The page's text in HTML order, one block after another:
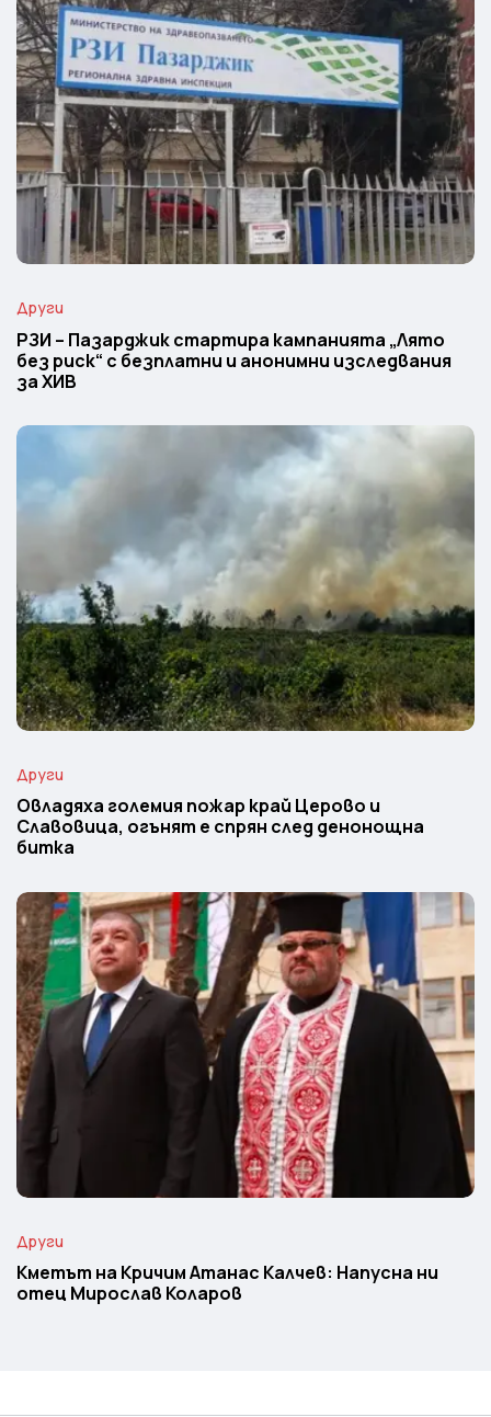
Други
РЗИ – Пазарджик стартира кампанията „Лято
без риск“ с безплатни и анонимни изследвания
за ХИВ
Други
Овладяха големия пожар край Церово и
Славовица, огънят е спрян след денонощна
битка
Други
Кметът на Кричим Атанас Калчев: Напусна ни
отец Мирослав Коларов